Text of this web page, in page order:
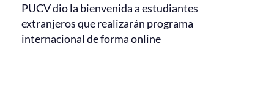
PUCV dio la bienvenida a estudiantes
extranjeros que realizarán programa
internacional de forma online